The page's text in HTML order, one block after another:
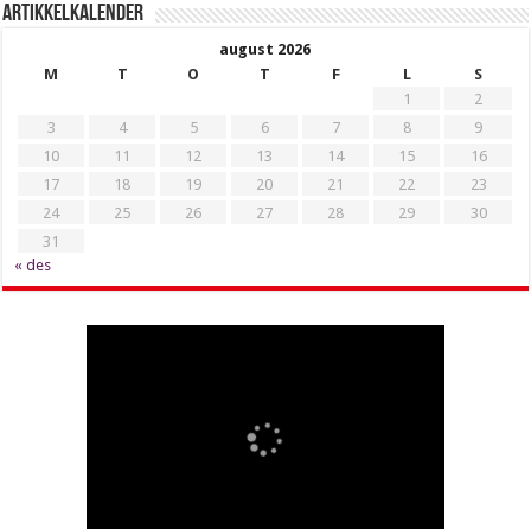
Artikkelkalender
august 2026
M
T O T F L
S
1
2
3
4 5 6 7 8
9
10
11 12 13 14 15
16
17
18 19 20 21 22
23
24
25 26 27 28 29
30
31
« des